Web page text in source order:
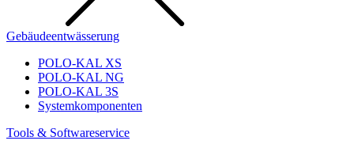
Gebäudeentwässerung
POLO-KAL XS
POLO-KAL NG
POLO-KAL 3S
Systemkomponenten
Tools & Softwareservice